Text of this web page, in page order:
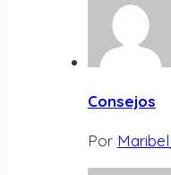
Consejos
Por Maribel_